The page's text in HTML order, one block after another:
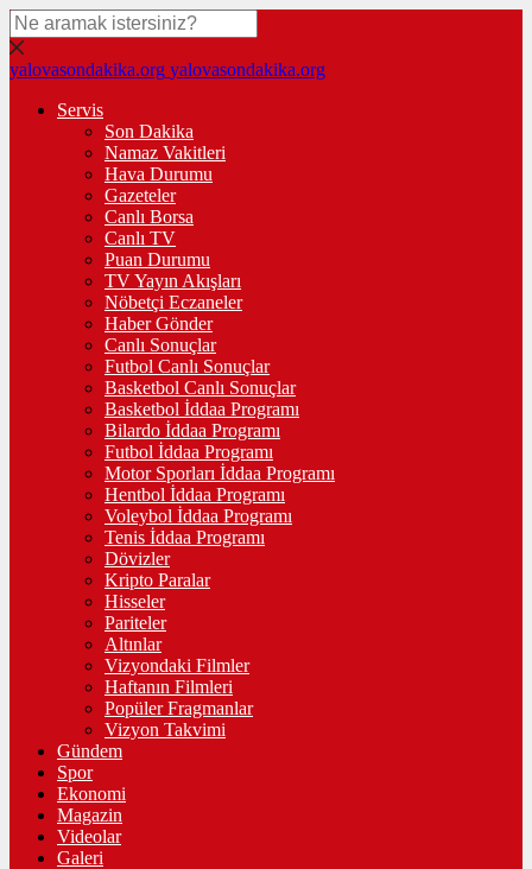
yalovasondakika.org yalovasondakika.org
Servis
Son Dakika
Namaz Vakitleri
Hava Durumu
Gazeteler
Canlı Borsa
Canlı TV
Puan Durumu
TV Yayın Akışları
Nöbetçi Eczaneler
Haber Gönder
Canlı Sonuçlar
Futbol Canlı Sonuçlar
Basketbol Canlı Sonuçlar
Basketbol İddaa Programı
Bilardo İddaa Programı
Futbol İddaa Programı
Motor Sporları İddaa Programı
Hentbol İddaa Programı
Voleybol İddaa Programı
Tenis İddaa Programı
Dövizler
Kripto Paralar
Hisseler
Pariteler
Altınlar
Vizyondaki Filmler
Haftanın Filmleri
Popüler Fragmanlar
Vizyon Takvimi
Gündem
Spor
Ekonomi
Magazin
Videolar
Galeri